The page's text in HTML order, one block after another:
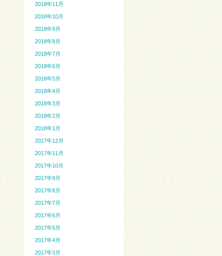
2018年11月
2018年10月
2018年9月
2018年8月
2018年7月
2018年6月
2018年5月
2018年4月
2018年3月
2018年2月
2018年1月
2017年12月
2017年11月
2017年10月
2017年9月
2017年8月
2017年7月
2017年6月
2017年5月
2017年4月
2017年3月